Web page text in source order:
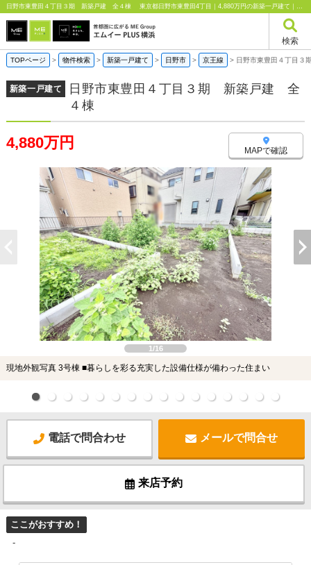
日野市東豊田４丁目３期 新築戸建 全４棟 東京都日野市東豊田4丁目｜4,880万円の新築一戸建て｜エムイーPLUS横浜
検索
TOPページ > 物件検索 > 新築一戸建て > 日野市 > 京王線 > 日野市東豊田４丁目
新築一戸建て
日野市東豊田４丁目３期 新築戸建 全
４棟
4,880万円 MAPで確認
1/16
現地外観写真 3号棟 ■暮らしを彩る充実した設備仕様が備わった住まい
電話で問合わせ メールで問合せ
来店予約
ここがおすすめ！
-